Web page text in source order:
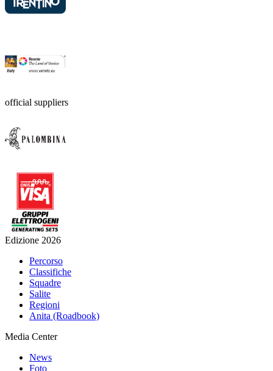
official suppliers
Edizione 2026
Percorso
Classifiche
Squadre
Salite
Regioni
Anita (Roadbook)
Media Center
News
Foto